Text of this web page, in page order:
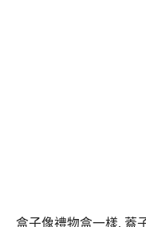
盒子像禮物盒一樣, 蓋